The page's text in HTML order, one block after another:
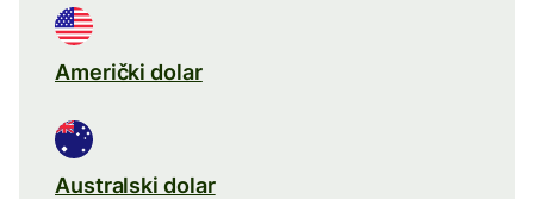
Američki dolar
Australski dolar